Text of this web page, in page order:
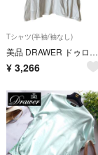
Tシャツ(半袖/袖なし)
美品 DRAWER ドゥロワー フレア ショートスリーブTシャツ 2 ホワイト レディース 古着 中古 USED
¥ 3,266